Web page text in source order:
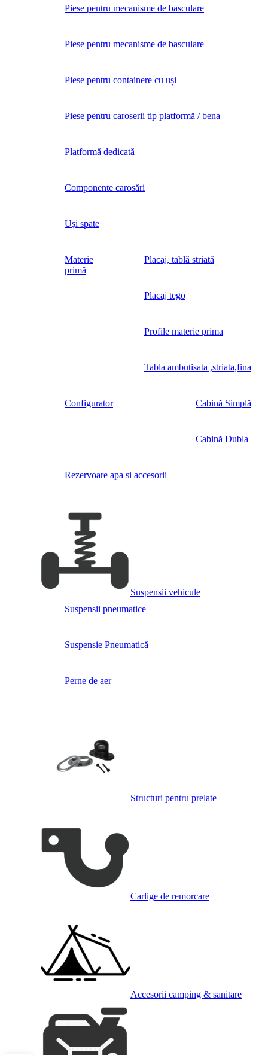
Piese pentru mecanisme de basculare
Piese pentru mecanisme de basculare
Piese pentru containere cu uși
Piese pentru caroserii tip platformă / bena
Platformă dedicată
Componente carosări
Uși spate
Materie
primă
Placaj, tablă striată
Placaj tego
Profile materie prima
Tabla ambutisata ,striata,fina
Configurator Cabină Simplă
Cabină Dubla
Rezervoare apa si accesorii
Suspensii vehicule
Suspensii pneumatice
Suspensie Pneumatică
Perne de aer
Structuri pentru prelate
Carlige de remorcare
Accesorii camping & sanitare